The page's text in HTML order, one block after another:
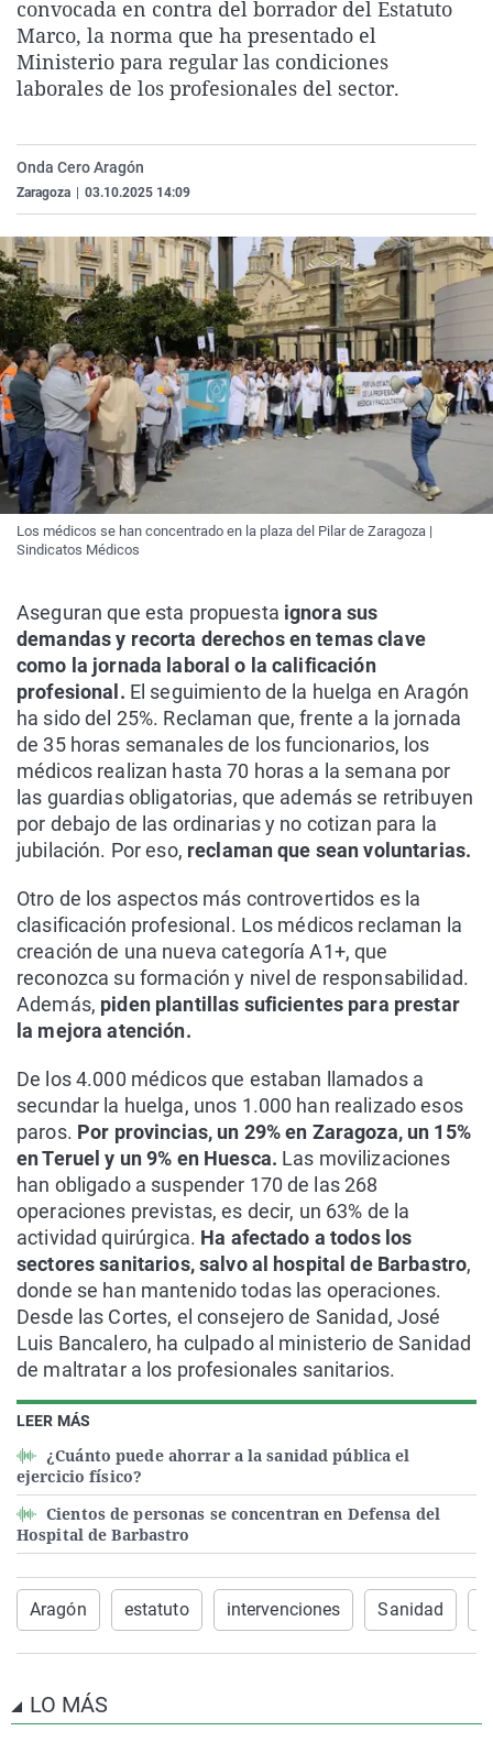
La rosa de los vientos
Gente viajera
Como el perro y el
Caso
Retornados
Equipo de
Extremadura
Galicia
La Rioja
Virales
Televisión
Elecciones
convocada en contra del borrador del Estatuto
Marco, la norma que ha presentado el
Ministerio para regular las condiciones
laborales de los profesionales del sector.
Onda Cero Aragón
Zaragoza 03.10.2025 14:09
Los médicos se han concentrado en la plaza del Pilar de Zaragoza |
Sindicatos Médicos
LEER MÁS
¿Cuánto puede ahorrar a la sanidad pública el
ejercicio físico?
Cientos de personas se concentran en Defensa del
Hospital de Barbastro
Aseguran que esta propuesta ignora sus
demandas y recorta derechos en temas clave
como la jornada laboral o la calificación
profesional. El seguimiento de la huelga en Aragón
ha sido del 25%. Reclaman que, frente a la jornada
de 35 horas semanales de los funcionarios, los
médicos realizan hasta 70 horas a la semana por
las guardias obligatorias, que además se retribuyen
por debajo de las ordinarias y no cotizan para la
jubilación. Por eso, reclaman que sean voluntarias.
Otro de los aspectos más controvertidos es la
clasificación profesional. Los médicos reclaman la
creación de una nueva categoría A1+, que
reconozca su formación y nivel de responsabilidad.
Además, piden plantillas suficientes para prestar
la mejora atención.
De los 4.000 médicos que estaban llamados a
secundar la huelga, unos 1.000 han realizado esos
paros. Por provincias, un 29% en Zaragoza, un 15%
en Teruel y un 9% en Huesca. Las movilizaciones
han obligado a suspender 170 de las 268
operaciones previstas, es decir, un 63% de la
actividad quirúrgica. Ha afectado a todos los
sectores sanitarios, salvo al hospital de Barbastro,
donde se han mantenido todas las operaciones.
Desde las Cortes, el consejero de Sanidad, José
Luis Bancalero, ha culpado al ministerio de Sanidad
de maltratar a los profesionales sanitarios.
Aragón estatuto intervenciones Sanidad
LO MÁS